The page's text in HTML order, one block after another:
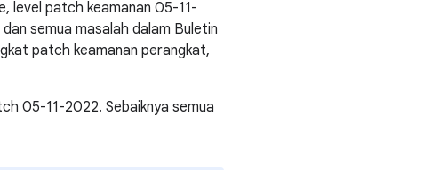
level patch keamanan 05-11-
semua masalah dalam Buletin
patch keamanan perangkat,
05-11-2022. Sebaiknya semua